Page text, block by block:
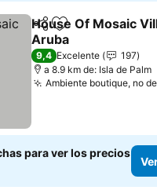
Compartir
Añadir a
House Of Mosaic
Aruba
9,4 Excelente
197
a 8.9 km de: Isla de Palm
Ambiente boutique, no
para ver los precios